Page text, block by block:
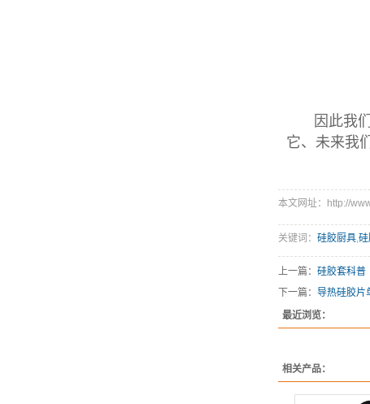
因此我
它、未来我
本文网址：http://
关键词： 硅胶厨具,硅
上一篇： 硅胶套科普
下一篇： 导热硅胶片
最近浏览：
相关产品：